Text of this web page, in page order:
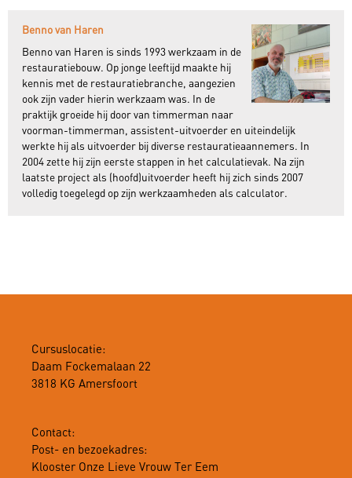
Cursuslocatie:
Daam Fockemalaan 22
3818 KG Amersfoort
Contact:
Post- en bezoekadres:
Klooster Onze Lieve Vrouw Ter Eem
Benno van Haren
Benno van Haren is sinds 1993 werkzaam in de
restauratiebouw. Op jonge leeftijd maakte hij
kennis met de restauratiebranche, aangezien
ook zijn vader hierin werkzaam was. In de
praktijk groeide hij door van timmerman naar
voorman-timmerman, assistent-uitvoerder en uiteindelijk
werkte hij als uitvoerder bij diverse restauratieaannemers. In
2004 zette hij zijn eerste stappen in het calculatievak. Na zijn
laatste project als (hoofd)uitvoerder heeft hij zich sinds 2007
volledig toegelegd op zijn werkzaamheden als calculator.